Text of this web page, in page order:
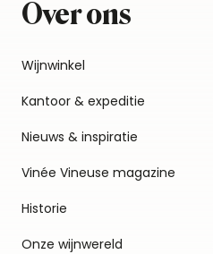
Over ons
Wijnwinkel
Kantoor & expeditie
Nieuws & inspiratie
Vinée Vineuse magazine
Historie
Onze wijnwereld